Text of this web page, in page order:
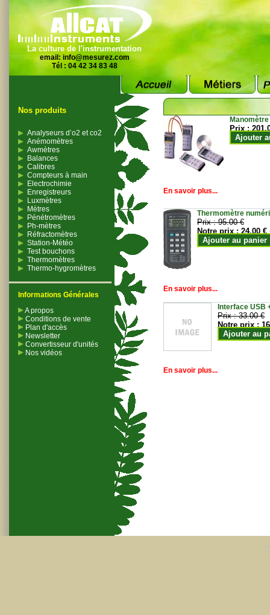
La culture de l'instrumentation
email: info@mesurez.com
Tél : 04 42 34 83 48
Nos produits
Analyseurs d’o2 et co2
Anémomètres
Awmètres
Balances
Calibres
Compteurs à main
Electrochimie
Enregistreurs
Luxmètres
Mètres
Pénétromètres
Ph-mètres
Réfractomètres
Station-Météo
Test bouchons
Thermomètres
Thermo-hygromètres
Informations Générales
A propos
Conditions de vente
Plan d'accès
Newsletter
Convertisseur d'unités
Nos vidéos
Prix :
Ajouter
En savoir plus...
Thermomètre
Prix :95.00 €
Notre prix :24.00 €
Ajouter au panier
En savoir plus...
Interface USB
Prix :33.00 €
Notre prix :
Ajouter au
En savoir plus...